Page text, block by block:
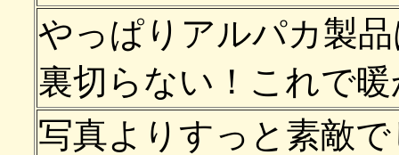
やっぱりアルパカ製
裏切らない！これで
写真よりすっと素敵